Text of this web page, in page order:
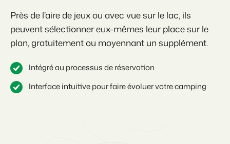
Près de l’aire de jeux ou avec vue sur le lac, ils
peuvent sélectionner eux-mêmes leur place sur le
plan, gratuitement ou moyennant un supplément.
Intégré au processus de réservation
Interface intuitive pour faire évoluer votre camping